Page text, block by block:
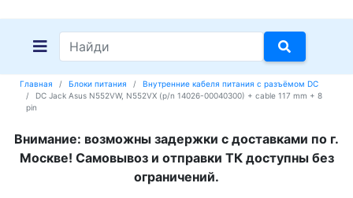
Главная Блоки питания
Внутренние кабеля питания с разъёмом DC
DC Jack Asus N552VW, N552VX (p/n 14026-00040300) + cable 117 mm + 8
pin
Внимание: возможны задержки с доставками по г.
Москве! Самовывоз и отправки ТК доступны без
ограничений.